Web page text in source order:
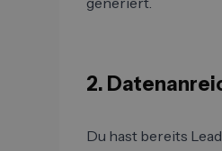
2.
Du hast bereits